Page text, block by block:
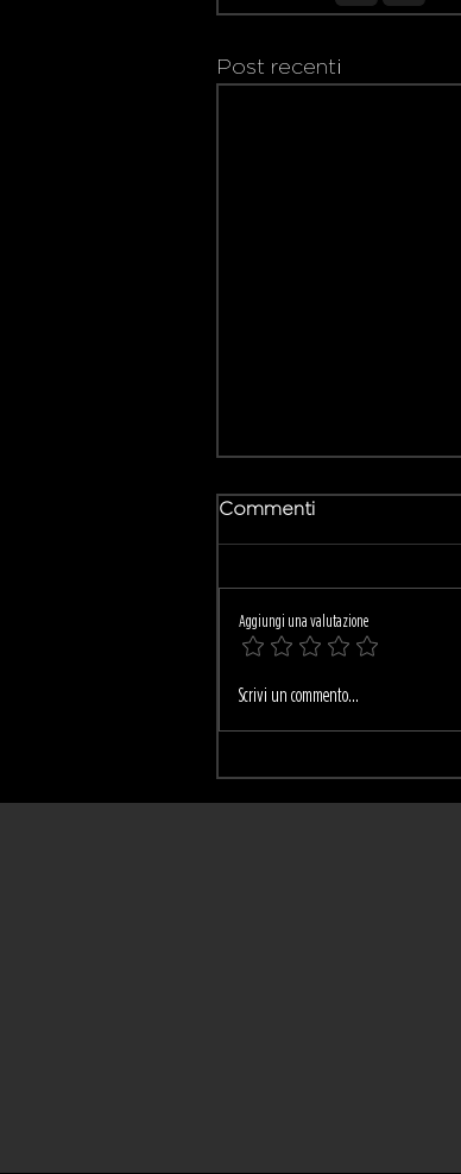
Post recenti
🌇 AfterBeach Städlin:
tua domenica.
Commenti
Aggiungi una valutazione
Scrivi un commento...